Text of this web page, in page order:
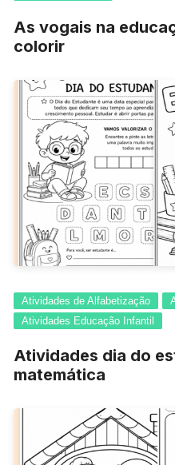
As vogais na
colorir
Atividades de Alfabetização
Atividades Educação Infantil
Atividades dia do
matemática